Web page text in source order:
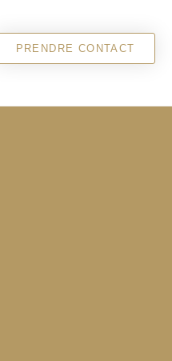
PRENDRE CONTACT